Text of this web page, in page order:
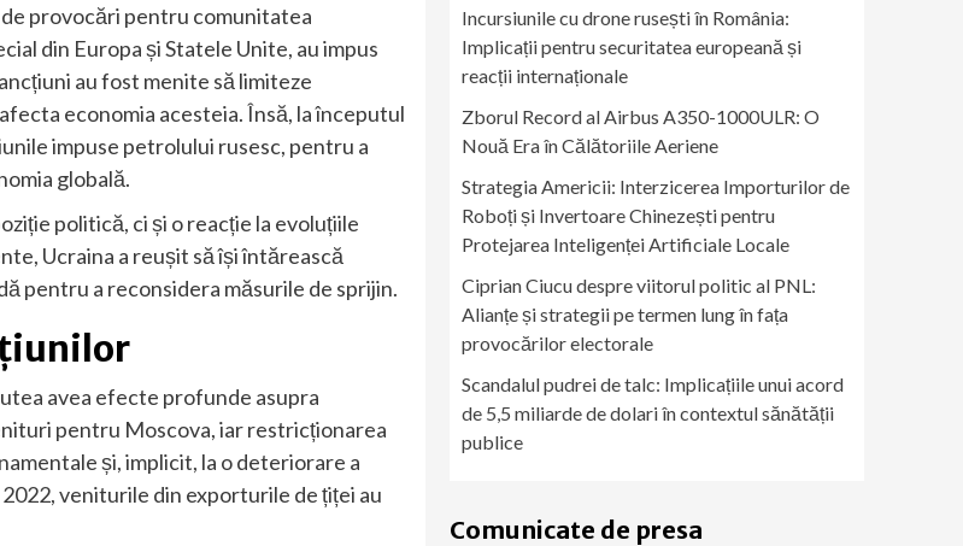
de provocări pentru comunitatea
din Europa și Statele Unite, au impus
au fost menite să limiteze
economia acesteia. Însă, la începutul
impuse petrolului rusesc, pentru a
globală.
politică, ci și o reacție la evoluțiile
Ucraina a reușit să își întărească
pentru a reconsidera măsurile de sprijin.
avea efecte profunde asupra
pentru Moscova, iar restricționarea
și, implicit, la o deteriorare a
veniturile din exporturile de țiței au
Incursiunile cu drone rusești în România:
Implicații pentru securitatea europeană și
reacții internaționale
Zborul Record al Airbus A350-1000ULR: O
Nouă Era în Călătoriile Aeriene
Strategia Americii: Interzicerea Importurilor de
Roboți și Invertoare Chinezești pentru
Protejarea Inteligenței Artificiale Locale
Ciprian Ciucu despre viitorul politic al PNL:
Alianțe și strategii pe termen lung în fața
provocărilor electorale
Scandalul pudrei de talc: Implicațiile unui acord
de 5,5 miliarde de dolari în contextul sănătății
publice
Comunicate de presa